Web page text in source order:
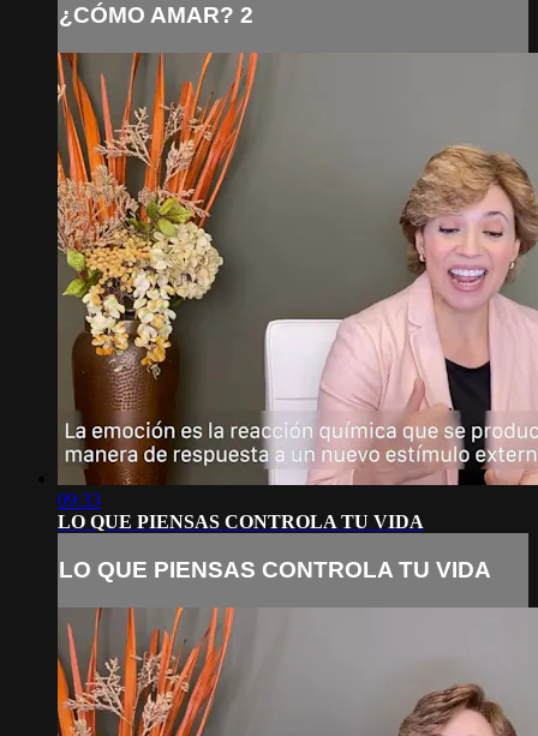
¿CÓMO AMAR? 2
09:33
LO QUE PIENSAS CONTROLA TU VIDA
LO QUE PIENSAS CONTROLA TU VIDA